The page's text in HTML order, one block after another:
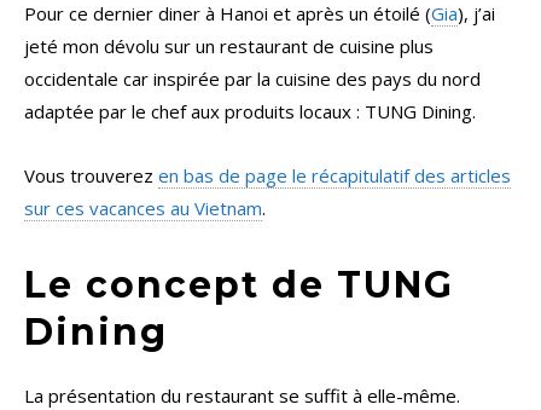
Pour ce dernier diner à Hanoi et après un étoilé (Gia), j’ai
jeté mon dévolu sur un restaurant de cuisine plus
occidentale car inspirée par la cuisine des pays du nord
adaptée par le chef aux produits locaux : TUNG Dining.
Vous trouverez en bas de page le récapitulatif des articles
sur ces vacances au Vietnam.
Le concept de TUNG
Dining
La présentation du restaurant se suffit à elle-même.